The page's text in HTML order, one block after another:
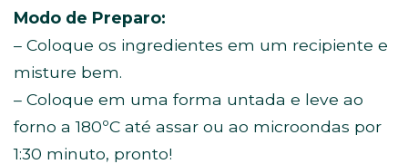
Modo de Preparo:
– Coloque os ingredientes em um recipiente e
misture bem.
– Coloque em uma forma untada e leve ao
forno a 180ºC até assar ou ao microondas por
1:30 minuto, pronto!